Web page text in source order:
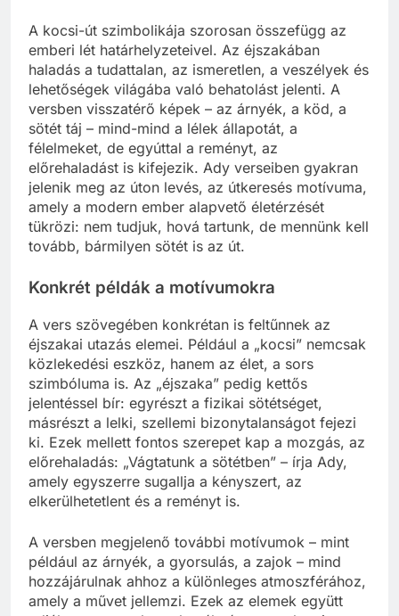
A kocsi-út szimbolikája szorosan összefügg az
emberi lét határhelyzeteivel. Az éjszakában
haladás a tudattalan, az ismeretlen, a veszélyek és
lehetőségek világába való behatolást jelenti. A
versben visszatérő képek – az árnyék, a köd, a
sötét táj – mind-mind a lélek állapotát, a
félelmeket, de egyúttal a reményt, az
előrehaladást is kifejezik. Ady verseiben gyakran
jelenik meg az úton levés, az útkeresés motívuma,
amely a modern ember alapvető életérzését
tükrözi: nem tudjuk, hová tartunk, de mennünk kell
tovább, bármilyen sötét is az út.
Konkrét példák a motívumokra
A vers szövegében konkrétan is feltűnnek az
éjszakai utazás elemei. Például a „kocsi” nemcsak
közlekedési eszköz, hanem az élet, a sors
szimbóluma is. Az „éjszaka” pedig kettős
jelentéssel bír: egyrészt a fizikai sötétséget,
másrészt a lelki, szellemi bizonytalanságot fejezi
ki. Ezek mellett fontos szerepet kap a mozgás, az
előrehaladás: „Vágtatunk a sötétben” – írja Ady,
amely egyszerre sugallja a kényszert, az
elkerülhetetlent és a reményt is.
A versben megjelenő további motívumok – mint
például az árnyék, a gyorsulás, a zajok – mind
hozzájárulnak ahhoz a különleges atmoszférához,
amely a művet jellemzi. Ezek az elemek együtt